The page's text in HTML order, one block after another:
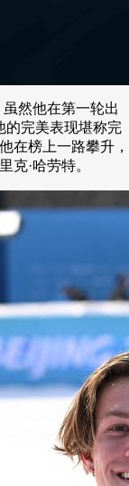
然他在第一轮出
的完美表现堪称完
在榜上一路攀升，
克·哈劳特。